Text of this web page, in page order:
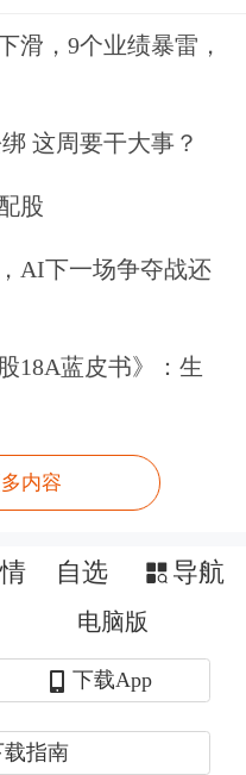
退出了中国
95%的市场份额
任何决策者会认
”
英伟达所有股东
务为零。公司如
展都是额外收
（向美国政府）
示，中国人工智
三年内达到约
美国公司来说，
滑，9个业绩暴雷，
这周要干大事？
股
AI下一场争夺战还
18A蓝皮书》：生
内容
自选 导航
电脑版
下载App
指南